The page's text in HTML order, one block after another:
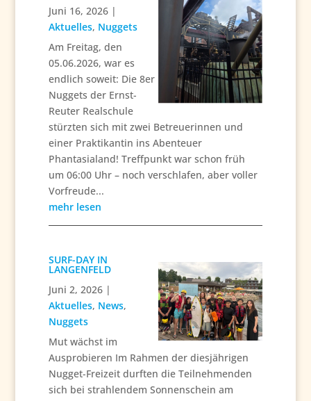
Juni 16, 2026|
Aktuelles, Nuggets
Am Freitag, den
05.06.2026, war es
endlich soweit: Die 8er
Nuggets der Ernst-
Reuter Realschule
stürzten sich mit zwei Betreuerinnen und
einer Praktikantin ins Abenteuer
Phantasialand! Treffpunkt war schon früh
um 06:00 Uhr – noch verschlafen, aber voller
Vorfreude...
mehr lesen
SURF-DAY IN
LANGENFELD
Juni 2, 2026|
Aktuelles, News,
Nuggets
Mut wächst im
Ausprobieren Im Rahmen der diesjährigen
Nugget-Freizeit durften die Teilnehmenden
sich bei strahlendem Sonnenschein am